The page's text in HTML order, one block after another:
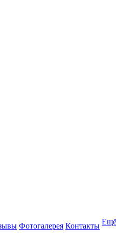
Фотогалерея Контакты Ещё